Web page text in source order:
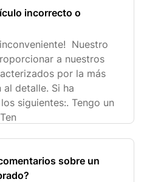
incorrecto o
Nuestro
a nuestros
por la más
detalle. Si ha
siguientes:. Tengo un
sobre un